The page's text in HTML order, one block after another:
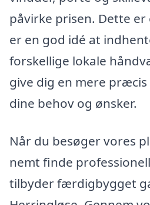
påvirke prisen. Dette
er en god idé at
forskellige lokale
give dig en mere
dine behov og ønsker.
Når du besøger vores
nemt finde
tilbyder færdigbygget